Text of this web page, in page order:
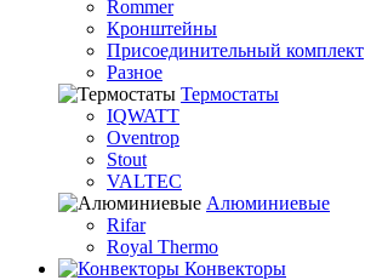
Rommer
Кронштейны
Присоединительный комплект
Разное
Термостаты
IQWATT
Oventrop
Stout
VALTEC
Алюминиевые
Rifar
Royal Thermo
Конвекторы